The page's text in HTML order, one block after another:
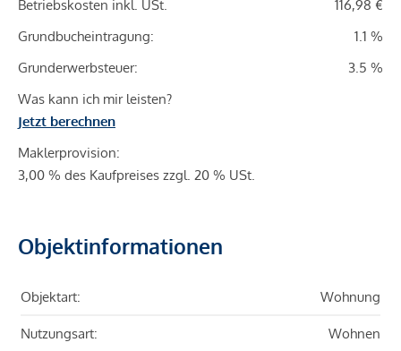
Betriebskosten inkl. USt.
116,98 €
Grundbucheintragung:
1.1 %
Grunderwerbsteuer:
3.5 %
Was kann ich mir leisten?
Jetzt berechnen
Maklerprovision:
3,00 % des Kaufpreises zzgl. 20 % USt.
Objektinformationen
Objektart: Wohnung
Nutzungsart: Wohnen